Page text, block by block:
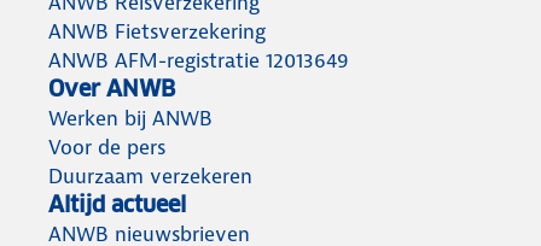
ANWB Fietsverzekering
ANWB AFM-registratie 12013649
Over ANWB
Werken bij ANWB
Voor de pers
Duurzaam verzekeren
Altijd actueel
ANWB nieuwsbrieven